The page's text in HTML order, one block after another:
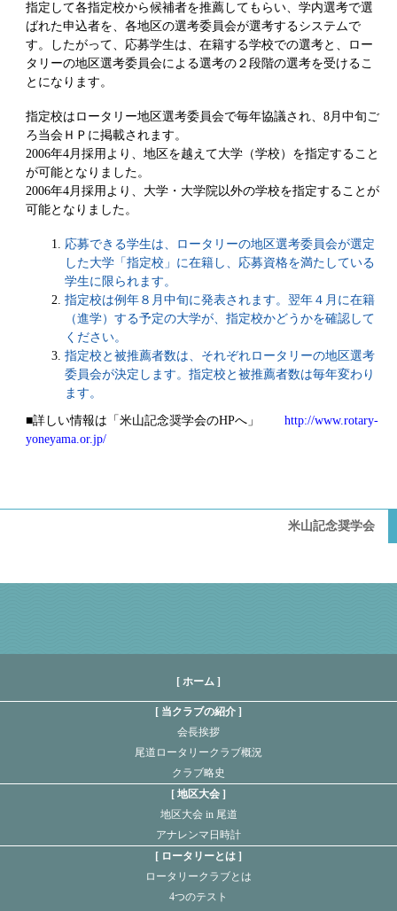
指定して各指定校から候補者を推薦してもらい、学内選考で選
ばれた申込者を、各地区の選考委員会が選考するシステムで
す。したがって、応募学生は、在籍する学校での選考と、ロー
タリーの地区選考委員会による選考の２段階の選考を受けるこ
とになります。
指定校はロータリー地区選考委員会で毎年協議され、8月中旬ご
ろ当会ＨＰに掲載されます。
2006年4月採用より、地区を越えて大学（学校）を指定すること
が可能となりました。
2006年4月採用より、大学・大学院以外の学校を指定することが
可能となりました。
応募できる学生は、ロータリーの地区選考委員会が選定
した大学「指定校」に在籍し、応募資格を満たしている
学生に限られます。
指定校は例年８月中旬に発表されます。翌年４月に在籍
（進学）する予定の大学が、指定校かどうかを確認して
ください。
指定校と被推薦者数は、それぞれロータリーの地区選考
委員会が決定します。指定校と被推薦者数は毎年変わり
ます。
■詳しい情報は「米山記念奨学会のHPへ」 http://www.rotary-
yoneyama.or.jp/
米山記念奨学会
[ ホーム ]
当クラブの紹介
会長挨拶
尾道ロータリークラブ概況
クラブ略史
地区大会
地区大会 in 尾道
アナレンマ日時計
ロータリーとは
ロータリークラブとは
4つのテスト